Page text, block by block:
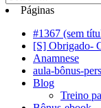
Páginas
#1367 (sem
[S] Obrigado-
Anamnese
aula-bônus-
Blog
Treino